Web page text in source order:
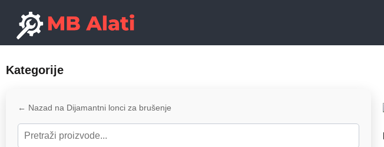
Kategorije
← Nazad na Dijamantni lonci za brušenje